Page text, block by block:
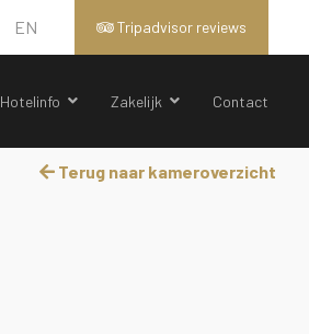
Tripadvisor reviews
EN
Hotelinfo Zakelijk Contact
Terug naar kameroverzicht